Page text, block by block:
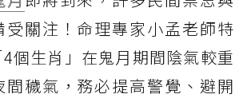
受關注！命理專家小孟老師特
個生肖」在鬼月期間陰氣較重
間穢氣，務必提高警覺、避開